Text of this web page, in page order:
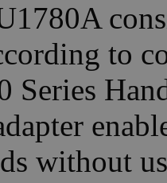
to
Series
without